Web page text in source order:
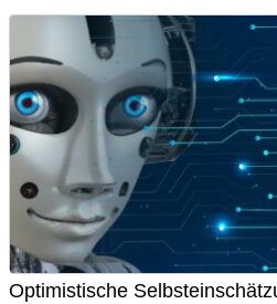
Optimistische